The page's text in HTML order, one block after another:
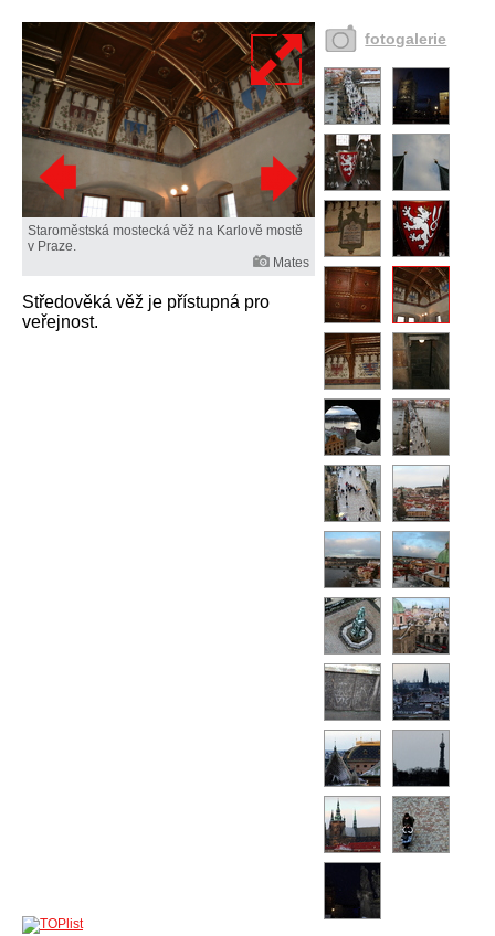
Staroměstská mostecká věž na Karlově mostě
v Praze.
Mates
Středověká věž je přístupná pro
veřejnost.
fotogalerie